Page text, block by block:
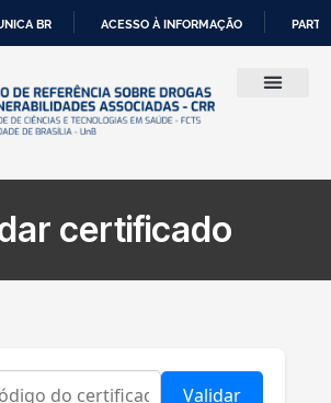
PARA
O
CONTEÚDO
BR ACESSO À INFORMAÇÃO
certificado
Validar